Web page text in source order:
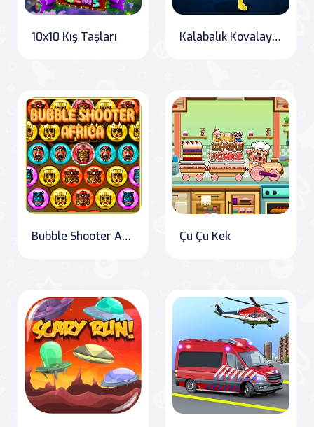
10x10 Kış Taşları Kalabalık Kovalayıcı
Bubble Shooter Afrika Çu Çu Kek